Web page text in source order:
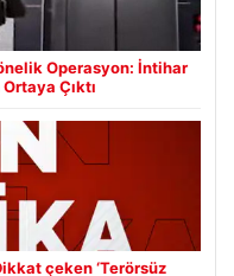
Operasyon: İntihar
Çıktı
çeken ‘Terörsüz